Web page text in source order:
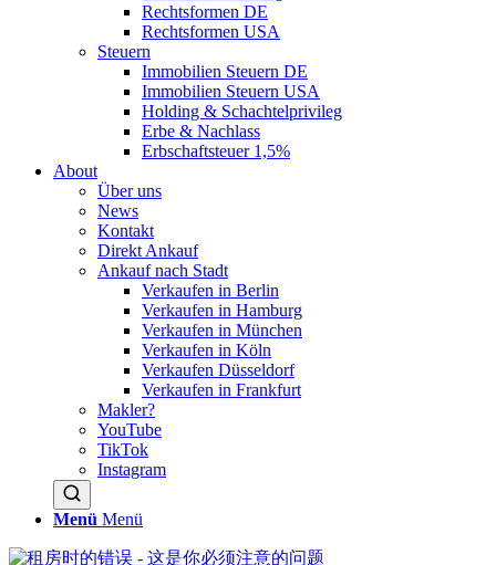
Rechtsformen DE
Rechtsformen USA
Steuern
Immobilien Steuern DE
Immobilien Steuern USA
Holding & Schachtelprivileg
Erbe & Nachlass
Erbschaftsteuer 1,5%
About
Über uns
News
Kontakt
Direkt Ankauf
Ankauf nach Stadt
Verkaufen in Berlin
Verkaufen in Hamburg
Verkaufen in München
Verkaufen in Köln
Verkaufen Düsseldorf
Verkaufen in Frankfurt
Makler?
YouTube
TikTok
Instagram
Menü Menü